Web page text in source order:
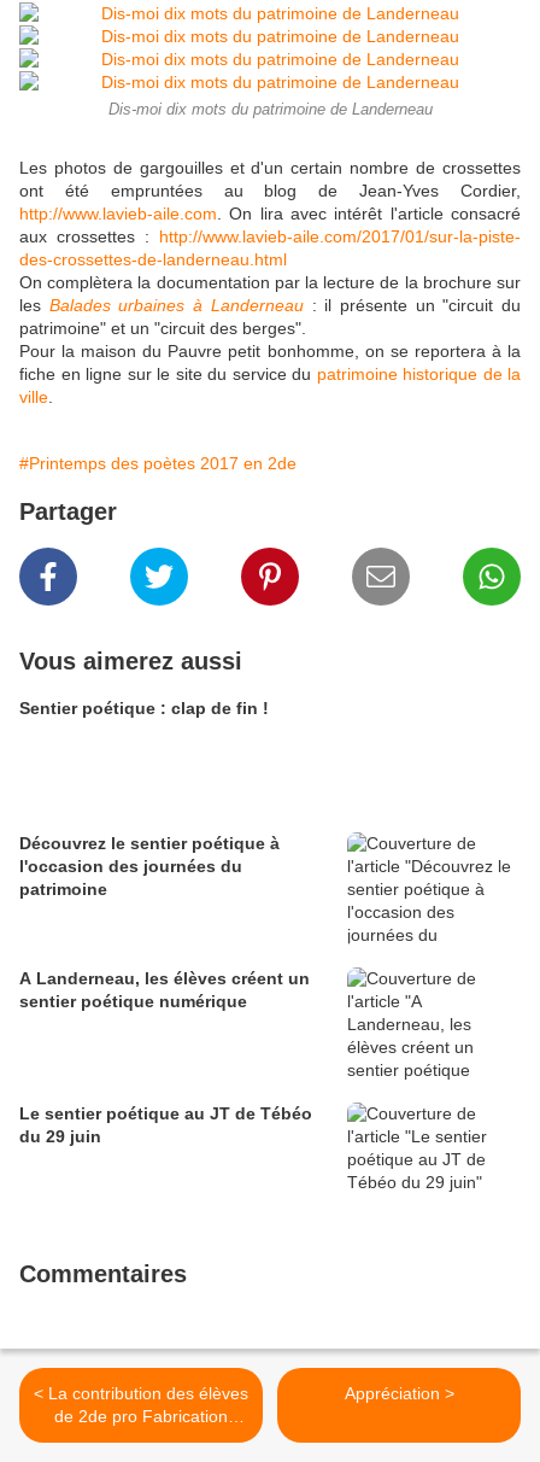
Dis-moi dix mots du patrimoine de Landerneau
Les photos de gargouilles et d'un certain nombre de crossettes
ont été empruntées au blog de Jean-Yves Cordier,
http://www.lavieb-aile.com . On lira avec intérêt l'article consacré
aux crossettes : http://www.lavieb-aile.com/2017/01/sur-la-piste-
des-crossettes-de-landerneau.html
On complètera la documentation par la lecture de la brochure sur
les Balades urbaines à Landerneau: il présente un "circuit du
patrimoine" et un "circuit des berges".
Pour la maison du Pauvre petit bonhomme, on se reportera à la
fiche en ligne sur le site du service du patrimoine historique de la
ville
#Printemps des poètes 2017 en 2de
Partager
Vous aimerez aussi
Sentier poétique : clap de fin !
Découvrez le sentier poétique à
l'occasion des journées du
patrimoine
A Landerneau, les élèves créent un
sentier poétique numérique
Le sentier poétique au JT de Tébéo
du 29 juin
Commentaires
< La contribution des élèves
de 2de pro Fabrication
Bois...
Appréciation >